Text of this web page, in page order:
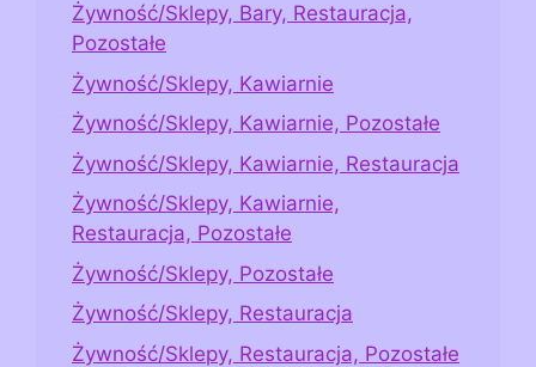
Żywność/Sklepy, Bary, Restauracja,
Pozostałe
Żywność/Sklepy, Kawiarnie
Żywność/Sklepy, Kawiarnie, Pozostałe
Żywność/Sklepy, Kawiarnie, Restauracja
Żywność/Sklepy, Kawiarnie,
Restauracja, Pozostałe
Żywność/Sklepy, Pozostałe
Żywność/Sklepy, Restauracja
Żywność/Sklepy, Restauracja, Pozostałe